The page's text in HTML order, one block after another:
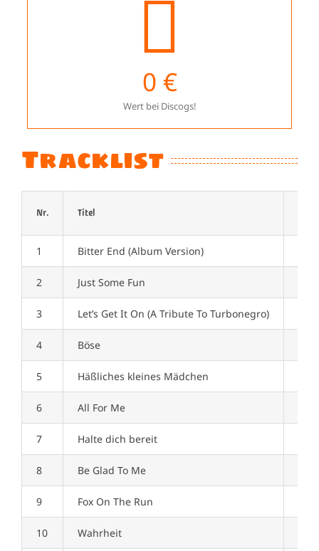
0 €
Wert bei Discogs!
Tracklist
Nr. Titel
1 Bitter End (Album Version)
2 Just Some Fun
3 Let’s Get It On (A Tribute To Turbonegro)
4 Böse
5 Häßliches kleines Mädchen
6 All For Me
7 Halte dich bereit
8 Be Glad To Me
9 Fox On The Run
10 Wahrheit